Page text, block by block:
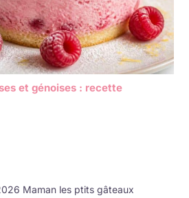
et génoises : recette
Maman les ptits gâteaux